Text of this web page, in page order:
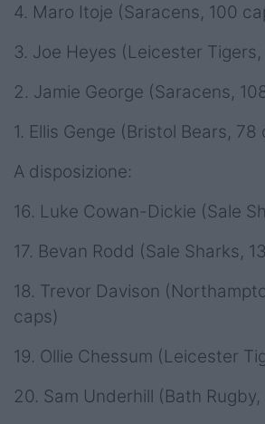
4. Maro Itoje (Saracens, 100
3. Joe Heyes (Leicester
2. Jamie George (Saracens,
1. Ellis Genge (Bristol Bears, 78
A disposizione:
16. Luke Cowan-Dickie (Sale
17. Bevan Rodd (Sale Sharks,
18. Trevor Davison
caps)
19. Ollie Chessum (Leicester
20. Sam Underhill (Bath